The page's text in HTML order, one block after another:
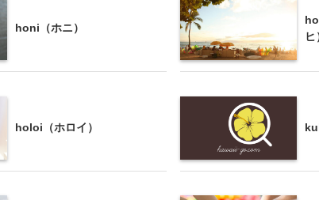
honi（ホニ）
ヒ
holoi（ホロイ）